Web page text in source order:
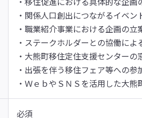
・関係人口創出につながるイベン
・職業紹介事業における企画の立
・ステークホルダーとの協働によ
・大熊町移住定住支援センター
・出張を伴う移住フェア等への参
・ＷｅｂやＳＮＳを活用した大
必須